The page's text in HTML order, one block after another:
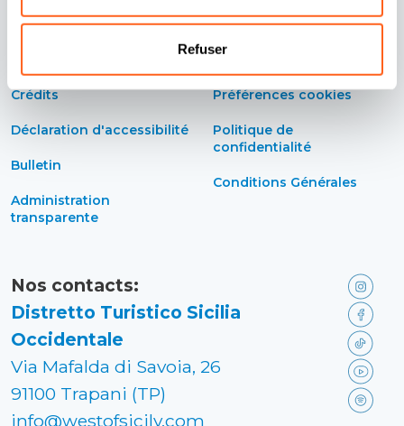
Refuser
Crédits
Déclaration d'accessibilité
Bulletin
Administration
transparente
Politique de cookies
Préférences cookies
Politique de
confidentialité
Conditions Générales
Nos contacts:
Distretto Turistico Sicilia
Occidentale
Via Mafalda di Savoia, 26
91100 Trapani (TP)
info@westofsicily.com